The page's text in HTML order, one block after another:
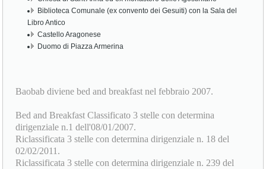
Biblioteca Comunale (ex convento dei Gesuiti) con la Sala del
Libro Antico
Castello Aragonese
Duomo di Piazza Armerina
Baobab diviene bed and breakfast nel febbraio 2007.
Bed and Breakfast Classificato 3 stelle con determina
dirigenziale n.1 dell'08/01/2007.
Riclassificata 3 stelle con determina dirigenziale n. 18 del
02/02/2011.
Riclassificata 3 stelle con determina dirigenziale n. 239 del